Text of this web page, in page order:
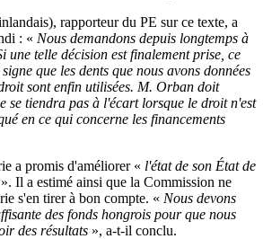
rapporteur du PE sur ce texte, a
: « Nous demandons depuis longtemps à
une telle décision est finalement prise, ce
que les dents que nous avons données
sont enfin utilisées. M. Orban doit
se tiendra pas à l'écart lorsque le droit n'est
en ce qui concerne les financements
a promis d'améliorer « l'état de son État de
». Il a estimé ainsi que la Commission ne
s'en tirer à bon compte. « Nous devons
des fonds hongrois pour que nous
des résultats », a-t-il conclu.